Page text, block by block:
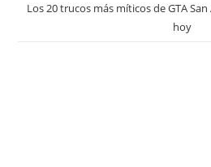
Los 20 trucos más míticos de GTA
hoy